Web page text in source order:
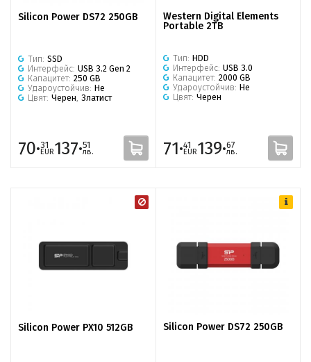
Silicon Power DS72 250GB
Тип: SSD
Интерфейс: USB 3.2 Gen 2
Капацитет: 250 GB
Удароустойчив: Не
Цвят: Черен Златист
70·31
EUR137·51
лв.
Western Digital Elements
Portable 2TB
Тип: HDD
Интерфейс: USB 3.0
Капацитет: 2000 GB
Удароустойчив: Не
Цвят: Черен
71·41
EUR139·67
лв.
Silicon Power PX10 512GB Silicon Power DS72 250GB